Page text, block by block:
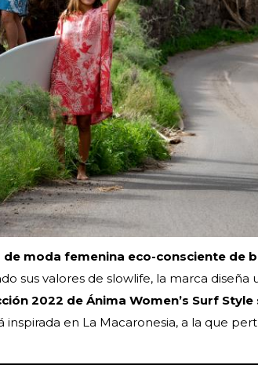
moda femenina eco-consciente de
sus valores de slowlife, la marca
2022 de Ánima Women’s Surf Style
en La Macaronesia, a la que